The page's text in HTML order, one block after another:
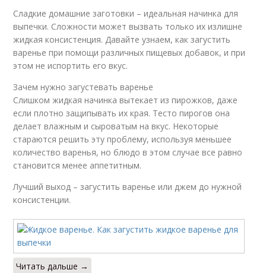
Сладкие домашние заготовки – идеальная начинка для
выпечки. Сложности может вызвать только их излишне
жидкая консистенция. Давайте узнаем, как загустить
варенье при помощи различных пищевых добавок, и при
этом не испортить его вкус.
Зачем нужно загустевать варенье
Слишком жидкая начинка вытекает из пирожков, даже
если плотно защипывать их края. Тесто пирогов она
делает влажным и сыроватым на вкус. Некоторые
стараются решить эту проблему, используя меньшее
количество варенья, но блюдо в этом случае все равно
становится менее аппетитным.
Лучший выход – загустить варенье или джем до нужной
консистенции.
Читать дальше →